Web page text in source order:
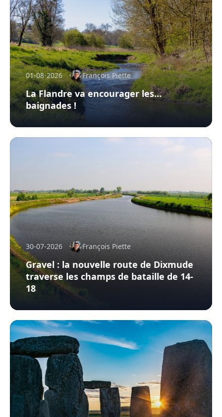
01-08-2026 François Piette
La Flandre va encourager les…
baignades !
30-07-2026 François Piette
Gravel : la nouvelle route de Dixmude
traverse les champs de bataille de 14-
18